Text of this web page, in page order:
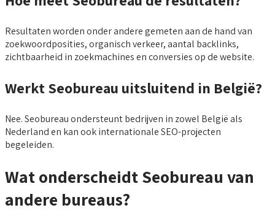
Resultaten worden onder andere gemeten aan de hand van
zoekwoordposities, organisch verkeer, aantal backlinks,
zichtbaarheid in zoekmachines en conversies op de website.
Werkt Seobureau uitsluitend in België?
Nee. Seobureau ondersteunt bedrijven in zowel België als
Nederland en kan ook internationale SEO-projecten
begeleiden.
Wat onderscheidt Seobureau van
andere bureaus?